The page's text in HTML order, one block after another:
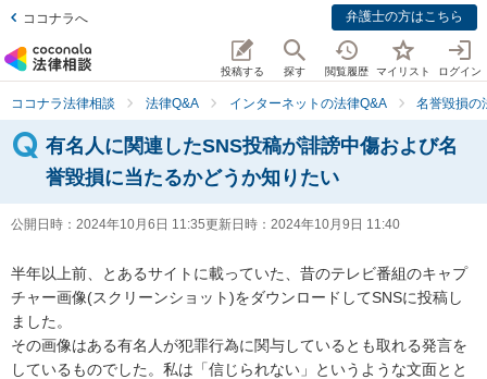
ココナラへ 弁護士の方はこちら
投稿する 探す 閲覧履歴 マイリスト ログイン
ココナラ法律相談 法律Q&A インターネットの法律Q&A 名誉毀損の
有名人に関連したSNS投稿が誹謗中傷および名
誉毀損に当たるかどうか知りたい
公開日時： 2024年10月6日 11:35更新日時： 2024年10月9日 11:40
半年以上前、とあるサイトに載っていた、昔のテレビ番組のキャプ
チャー画像(スクリーンショット)をダウンロードしてSNSに投稿し
ました。
その画像はある有名人が犯罪行為に関与しているとも取れる発言を
しているものでした。私は「信じられない」というような文面とと